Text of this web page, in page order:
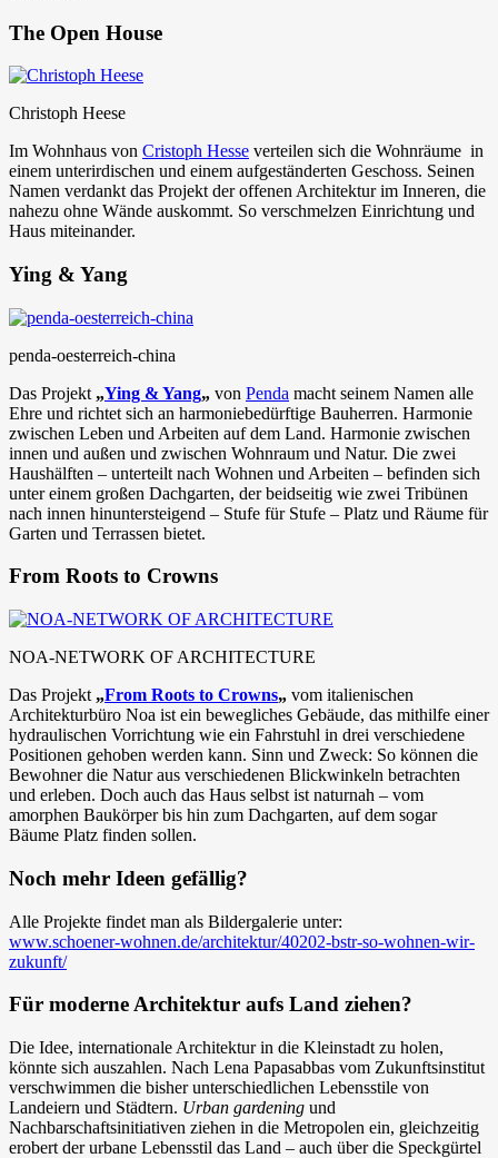
The Open House
Christoph Heese
Im Wohnhaus von Cristoph Hesse verteilen sich die Wohnräume in
einem unterirdischen und einem aufgeständerten Geschoss. Seinen
Namen verdankt das Projekt der offenen Architektur im Inneren, die
nahezu ohne Wände auskommt. So verschmelzen Einrichtung und
Haus miteinander.
Ying & Yang
penda-oesterreich-china
Das Projekt „Ying & Yang„ von Penda macht seinem Namen alle
Ehre und richtet sich an harmoniebedürftige Bauherren. Harmonie
zwischen Leben und Arbeiten auf dem Land. Harmonie zwischen
innen und außen und zwischen Wohnraum und Natur. Die zwei
Haushälften – unterteilt nach Wohnen und Arbeiten – befinden sich
unter einem großen Dachgarten, der beidseitig wie zwei Tribünen
nach innen hinuntersteigend – Stufe für Stufe – Platz und Räume für
Garten und Terrassen bietet.
From Roots to Crowns
NOA-NETWORK OF ARCHITECTURE
Das Projekt „From Roots to Crowns„ vom italienischen
Architekturbüro Noa ist ein bewegliches Gebäude, das mithilfe einer
hydraulischen Vorrichtung wie ein Fahrstuhl in drei verschiedene
Positionen gehoben werden kann. Sinn und Zweck: So können die
Bewohner die Natur aus verschiedenen Blickwinkeln betrachten
und erleben. Doch auch das Haus selbst ist naturnah – vom
amorphen Baukörper bis hin zum Dachgarten, auf dem sogar
Bäume Platz finden sollen.
Noch mehr Ideen gefällig?
Alle Projekte findet man als Bildergalerie unter:
www.schoener-wohnen.de/architektur/40202-bstr-so-wohnen-wir-
zukunft/
Für moderne Architektur aufs Land ziehen?
Die Idee, internationale Architektur in die Kleinstadt zu holen,
könnte sich auszahlen. Nach Lena Papasabbas vom Zukunftsinstitut
verschwimmen die bisher unterschiedlichen Lebensstile von
Landeiern und Städtern. Urban gardening und
Nachbarschaftsinitiativen ziehen in die Metropolen ein, gleichzeitig
erobert der urbane Lebensstil das Land – auch über die Speckgürtel